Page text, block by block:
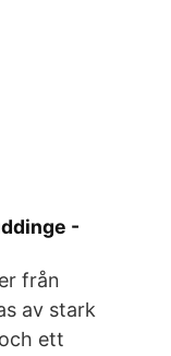
-
från
av stark
ett